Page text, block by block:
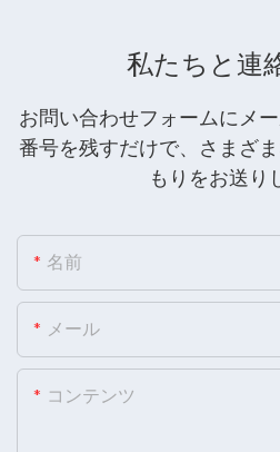
私たちと連
お問い合わせフォームにメ
番号を残すだけで、さまざ
もりをお送り
名前
メール
コンテンツ